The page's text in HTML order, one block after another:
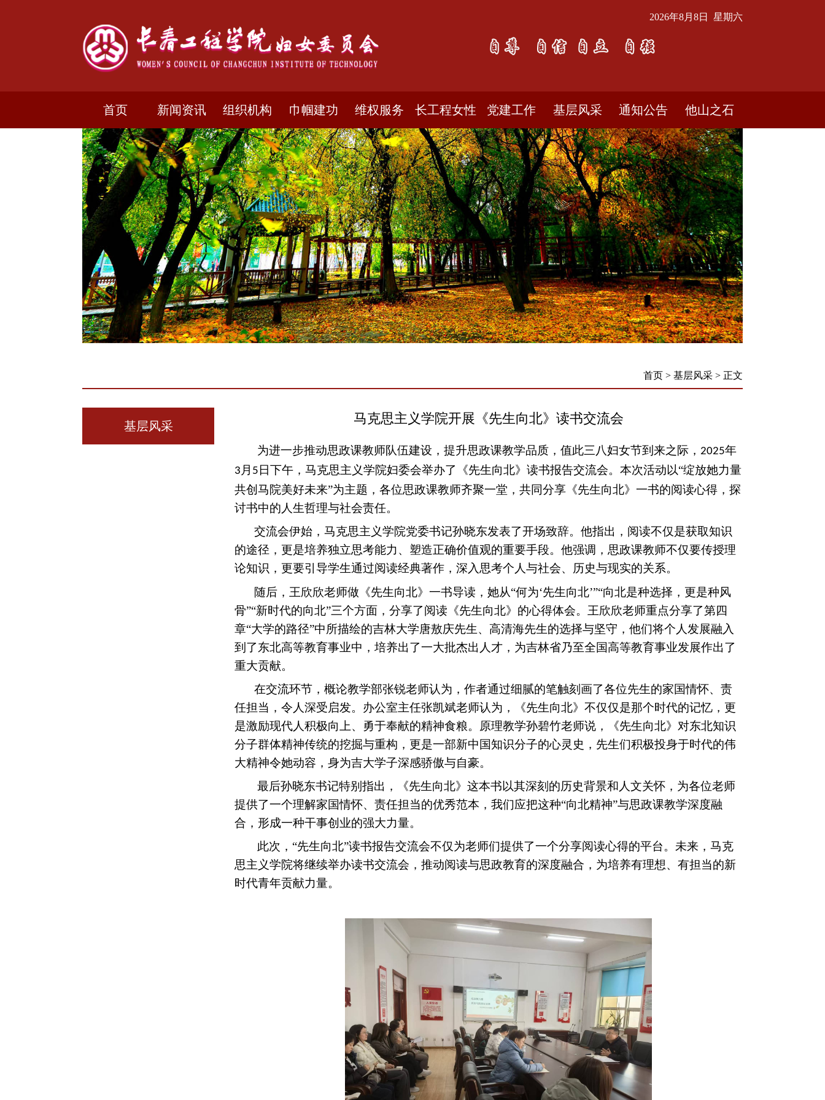
2026年8月8日 星期六
首页 新闻资讯 组织机构 巾帼建功 维权服务 长工程女性 党建工作 基层风采 通知公告 他山之石
首页 > 基层风采 > 正文
基层风采 马克思主义学院开展《先生向北》读书交流会
为进一步推动思政课教师队伍建设，提升思政课教学品质，值此三八妇女节到来之际， 2025年
3 月 5 日下午，马克思主义学院妇委会举办了《先生向北》读书报告交流会。本次活动以“绽放她力量
共创马院美好未来”为主题，各位思政课教师齐聚一堂，共同分享《先生向北》一书的阅读心得，探
讨书中的人生哲理与社会责任。
交流会伊始，马克思主义学院党委书记孙晓东发表了开场致辞。他指出，阅读不仅是获取知识
的途径，更是培养独立思考能力、塑造正确价值观的重要手段。他强调，思政课教师不仅要传授理
论知识，更要引导学生通过阅读经典著作，深入思考个人与社会、历史与现实的关系。
随后，王欣欣老师做《先生向北》一书导读，她从“何为‘先生向北’”“向北是种选择，更是种风
骨”“新时代的向北”三个方面，分享了阅读《先生向北》的心得体会。王欣欣老师重点分享了第四
章“大学的路径”中所描绘的吉林大学唐敖庆先生、高清海先生的选择与坚守，他们将个人发展融入
到了东北高等教育事业中，培养出了一大批杰出人才，为吉林省乃至全国高等教育事业发展作出了
重大贡献。
在交流环节，概论教学部张锐老师认为，作者通过细腻的笔触刻画了各位先生的家国情怀、责
任担当，令人深受启发。办公室主任张凯斌老师认为，《先生向北》不仅仅是那个时代的记忆，更
是激励现代人积极向上、勇于奉献的精神食粮。原理教学孙碧竹老师说，《先生向北》对东北知识
分子群体精神传统的挖掘与重构，更是一部新中国知识分子的心灵史，先生们积极投身于时代的伟
大精神令她动容，身为吉大学子深感骄傲与自豪。
最后孙晓东书记特别指出，《先生向北》这本书以其深刻的历史背景和人文关怀，为各位老师
提供了一个理解家国情怀、责任担当的优秀范本，我们应把这种“向北精神”与思政课教学深度融
合，形成一种干事创业的强大力量。
此次， “先生向北”读书报告交流会不仅为老师们提供了一个分享阅读心得的平台。未来，马克
思主义学院将继续举办读书交流会，推动阅读与思政教育的深度融合，为培养有理想、有担当的新
时代青年贡献力量。